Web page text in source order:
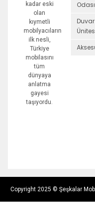
kadar eski
olan
kıymetli
mobilyacıların
ilk nesli,
Türkiye
mobilasını
tüm
dünyaya
anlatma
gayesi
taşıyordu.
Odası
Duvar
Copyright 2025 © Şeşkalar